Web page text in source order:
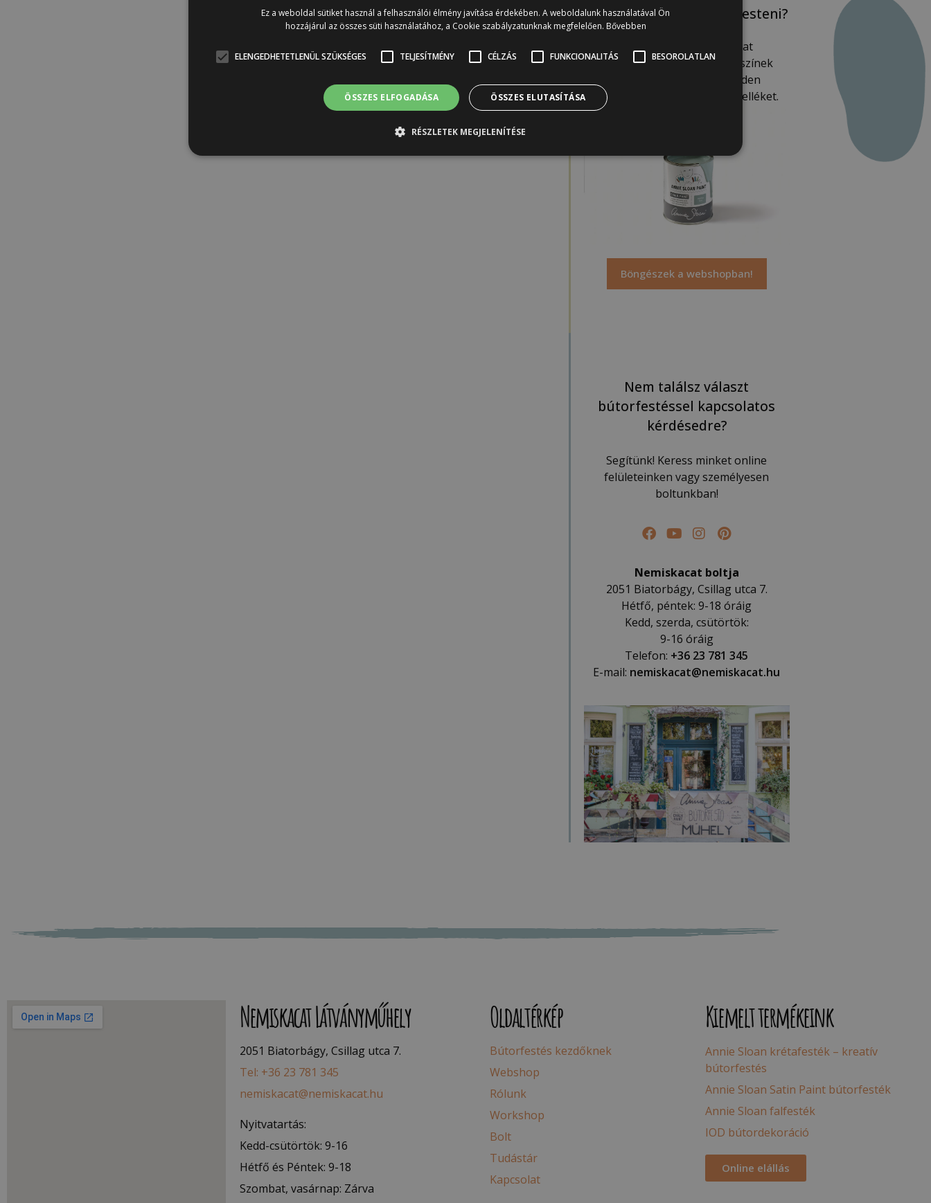
Már tudod is mit fogsz festeni?
Nézz körbe a Nemiskacat
webshopjában, válogass a színek
között és szerezz be minden
bútorfestéshez szükséges kelléket.
Böngészek a webshopban!
Nem találsz választ
bútorfestéssel kapcsolatos
kérdésedre?
Segítünk! Keress minket online
felületeinken vagy személyesen
boltunkban!
Nemiskacat boltja
2051 Biatorbágy, Csillag utca 7.
Hétfő, péntek: 9-18 óráig
Kedd, szerda, csütörtök:
9-16 óráig
Telefon: +36 23 781 345
E-mail: nemiskacat@nemiskacat.hu
Nemiskacat Látványműhely
2051 Biatorbágy, Csillag utca 7.
Tel: +36 23 781 345
nemiskacat@nemiskacat.hu
Nyitvatartás:
Kedd-csütörtök: 9-16
Hétfő és Péntek: 9-18
Szombat, vasárnap: Zárva
Oldaltérkép
Bútorfestés kezdőknek
Webshop
Rólunk
Workshop
Bolt
Tudástár
Kapcsolat
Kiemelt termékeink
Annie Sloan krétafesték – kreatív
bútorfestés
Annie Sloan Satin Paint bútorfesték
Annie Sloan falfesték
IOD bútordekoráció
Online elállás
Ez a weboldal sütiket használ a felhasználói élmény javítása érdekében. A weboldalunk használatával Ön
hozzájárul az összes süti használatához, a Cookie szabályzatunknak megfelelően. Bővebben
ELENGEDHETETLENÜL SZÜKSÉGES TELJESÍTMÉNY CÉLZÁS FUNKCIONALITÁS BESOROLATLAN
ÖSSZES ELFOGADÁSA ÖSSZES ELUTASÍTÁSA
RÉSZLETEK MEGJELENÍTÉSE